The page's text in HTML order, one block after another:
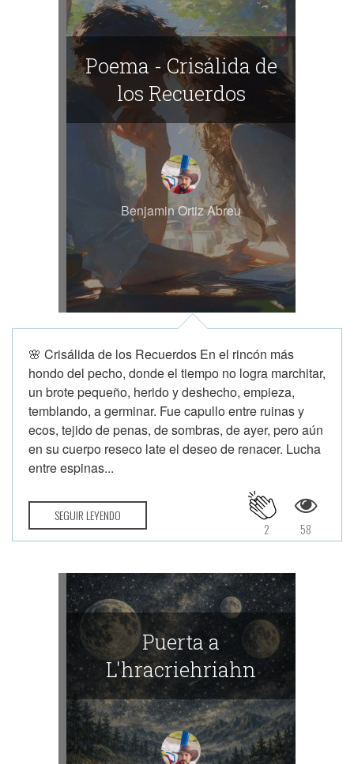
Poema - Crisálida de
los Recuerdos
Benjamin Ortiz Abreu
🌸 Crisálida de los Recuerdos En el rincón más
hondo del pecho, donde el tiempo no logra marchitar,
un brote pequeño, herido y deshecho, empieza,
temblando, a germinar. Fue capullo entre ruinas y
ecos, tejido de penas, de sombras, de ayer, pero aún
en su cuerpo reseco late el deseo de renacer. Lucha
entre espinas...
SEGUIR LEYENDO
58
2
Puerta a
L'hracriehriahn